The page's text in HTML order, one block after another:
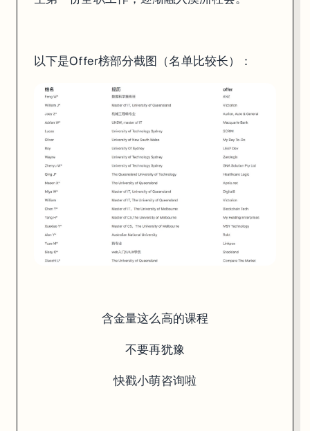
以下是Offer榜部分截图（名单比较长）：
含金量这么高的课程
不要再犹豫
快戳小萌咨询啦